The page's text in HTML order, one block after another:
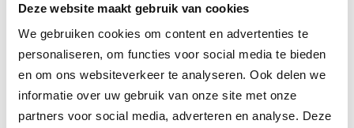
Deze website maakt gebruik van cookies
We gebruiken cookies om content en advertenties te
personaliseren, om functies voor social media te bieden
en om ons websiteverkeer te analyseren. Ook delen we
informatie over uw gebruik van onze site met onze
partners voor social media, adverteren en analyse. Deze
Vacature begeleider